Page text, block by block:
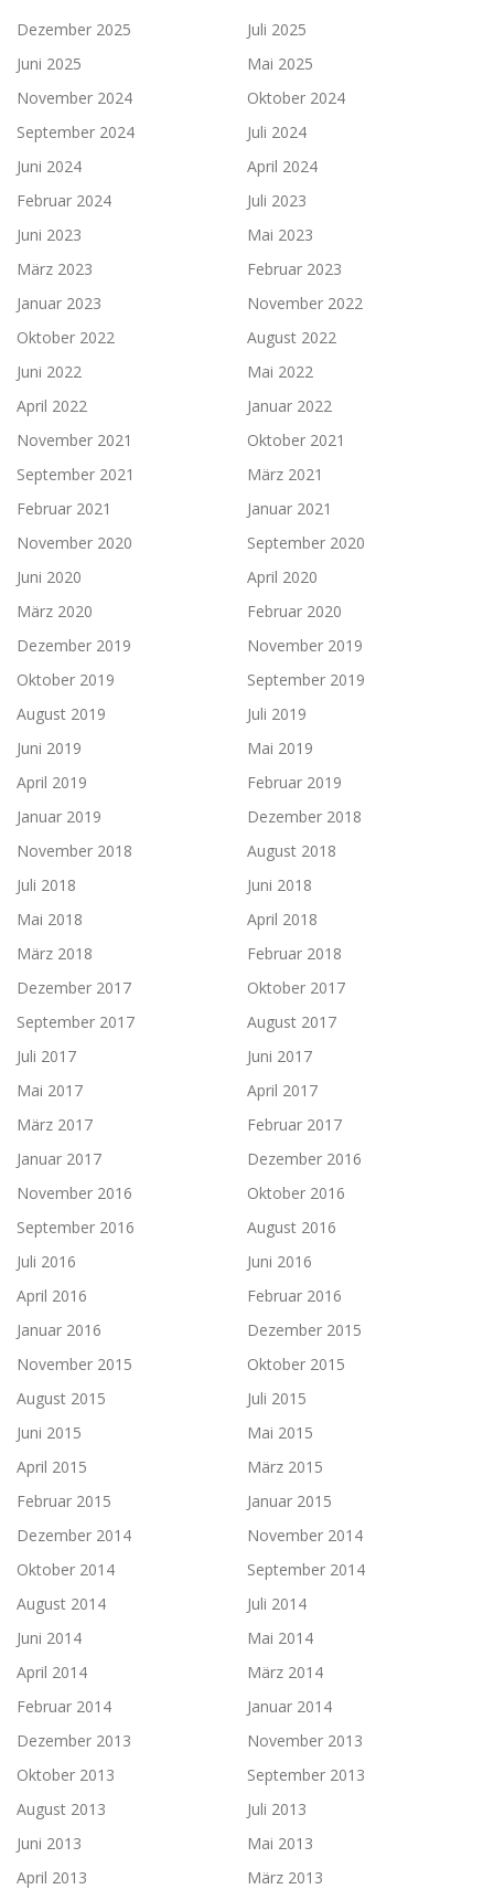
Dezember 2025
Juli 2025
Juni 2025
Mai 2025
November 2024
Oktober 2024
September 2024
Juli 2024
Juni 2024
April 2024
Februar 2024
Juli 2023
Juni 2023
Mai 2023
März 2023
Februar 2023
Januar 2023
November 2022
Oktober 2022
August 2022
Juni 2022
Mai 2022
April 2022
Januar 2022
November 2021
Oktober 2021
September 2021
März 2021
Februar 2021
Januar 2021
November 2020
September 2020
Juni 2020
April 2020
März 2020
Februar 2020
Dezember 2019
November 2019
Oktober 2019
September 2019
August 2019
Juli 2019
Juni 2019
Mai 2019
April 2019
Februar 2019
Januar 2019
Dezember 2018
November 2018
August 2018
Juli 2018
Juni 2018
Mai 2018
April 2018
März 2018
Februar 2018
Dezember 2017
Oktober 2017
September 2017
August 2017
Juli 2017
Juni 2017
Mai 2017
April 2017
März 2017
Februar 2017
Januar 2017
Dezember 2016
November 2016
Oktober 2016
September 2016
August 2016
Juli 2016
Juni 2016
April 2016
Februar 2016
Januar 2016
Dezember 2015
November 2015
Oktober 2015
August 2015
Juli 2015
Juni 2015
Mai 2015
April 2015
März 2015
Februar 2015
Januar 2015
Dezember 2014
November 2014
Oktober 2014
September 2014
August 2014
Juli 2014
Juni 2014
Mai 2014
April 2014
März 2014
Februar 2014
Januar 2014
Dezember 2013
November 2013
Oktober 2013
September 2013
August 2013
Juli 2013
Juni 2013
Mai 2013
April 2013
März 2013